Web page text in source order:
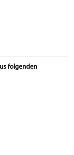
folgenden